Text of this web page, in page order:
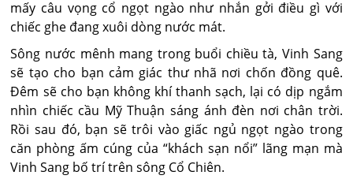
mấy câu vọng cổ ngọt ngào như nhắn gởi điều gì với
chiếc ghe đang xuôi dòng nước mát.
Sông nước mênh mang trong buổi chiều tà, Vinh Sang
sẽ tạo cho bạn cảm giác thư nhã nơi chốn đồng quê.
Đêm sẽ cho bạn không khí thanh sạch, lại có dịp ngắm
nhìn chiếc cầu Mỹ Thuận sáng ánh đèn nơi chân trời.
Rồi sau đó, bạn sẽ trôi vào giấc ngủ ngọt ngào trong
căn phòng ấm cúng của “khách sạn nổi” lãng mạn mà
Vinh Sang bố trí trên sông Cổ Chiên.